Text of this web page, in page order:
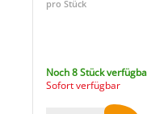
pro Stück
Noch 8 Stück
Sofort verfügbar